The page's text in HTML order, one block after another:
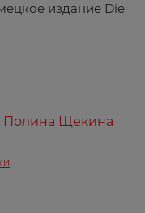
издание Die
Полина Щекина